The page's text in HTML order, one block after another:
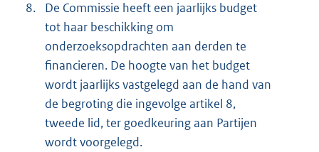
8.
De Commissie heeft een jaarlijks budget
tot haar beschikking om
onderzoeksopdrachten aan derden te
financieren. De hoogte van het budget
wordt jaarlijks vastgelegd aan de hand van
de begroting die ingevolge artikel 8,
tweede lid, ter goedkeuring aan Partijen
wordt voorgelegd.